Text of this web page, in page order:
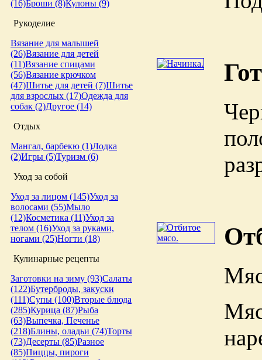
(16)Броши (8)Кулоны (9)
Рукоделие
Вязание для малышей
(26)Вязание для детей
(11)Вязание спицами
(56)Вязание крючком
(47)Шитье для детей (7)Шитье
для взрослых (17)Одежда для
собак (2)Другое (14)
Отдых
Мангал, барбекю (1)Лодка
(2)Игры (5)Туризм (6)
Уход за собой
Уход за лицом (145)Уход за
волосами (55)Мыло
(12)Косметика (11)Уход за
телом (16)Уход за руками,
ногами (25)Ногти (18)
Кулинарные рецепты
Заготовки на зиму (93)Салаты
(122)Бутерброды, закуски
(111)Супы (100)Вторые блюда
(285)Курица (87)Рыба
(63)Выпечка, Печенье
(218)Блины, оладьи (74)Торты
(73)Десерты (85)Разное
(85)Пиццы, пироги